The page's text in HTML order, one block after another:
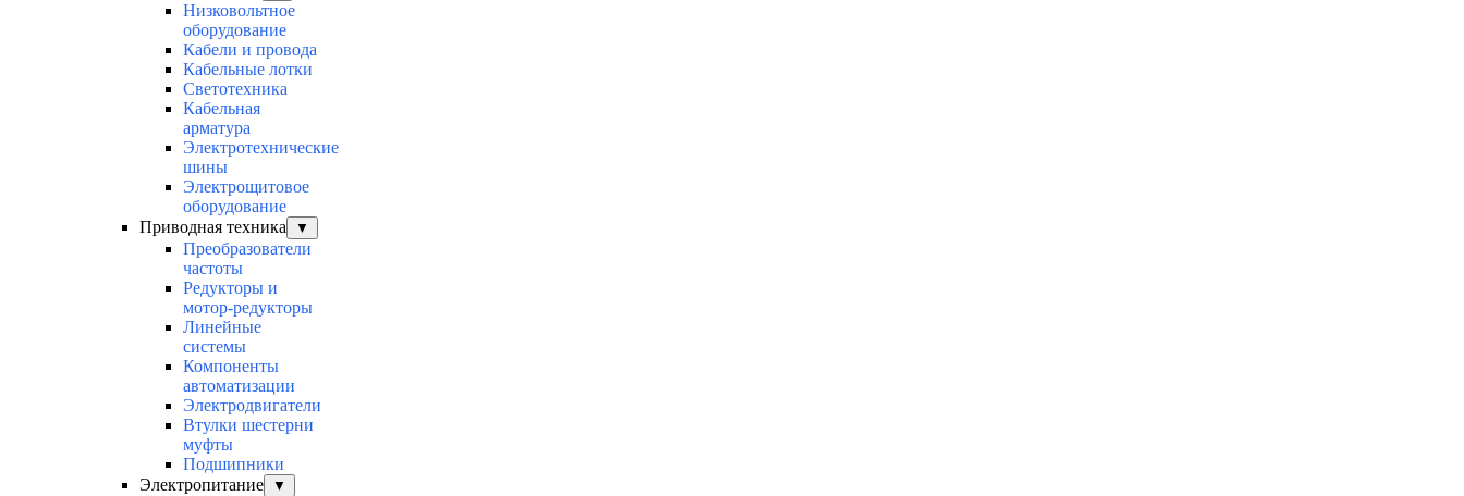
Низковольтное
оборудование
Кабели и провода
Кабельные лотки
Светотехника
Кабельная
арматура
Электротехнические
шины
Электрощитовое
оборудование
Приводная техника
▼
Преобразователи
частоты
Редукторы и
мотор-редукторы
Линейные
системы
Компоненты
автоматизации
Электродвигатели
Втулки шестерни
муфты
Подшипники
Электропитание
▼